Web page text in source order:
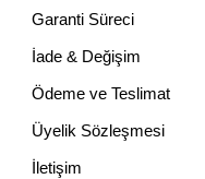
Garanti Süreci
İade & Değişim
Ödeme ve Teslimat
Üyelik Sözleşmesi
İletişim